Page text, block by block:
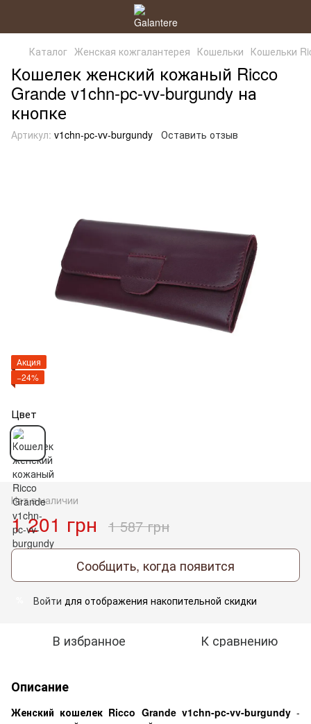
Каталог Женская кожгалантерея Кошельки Кошельки
Кошелек женский кожаный Ricco
Grande v1chn-pc-vv-burgundy на
кнопке
Артикул: v1chn-pc-vv-burgundy Оставить отзыв
Акция
−24%
Цвет
Нет в наличии
1 201 грн 1 587 грн
Сообщить, когда появится
Войти для отображения накопительной скидки
В избранное К сравнению
Описание
Женский кошелек Ricco Grande v1chn-pc-vv-burgundy -